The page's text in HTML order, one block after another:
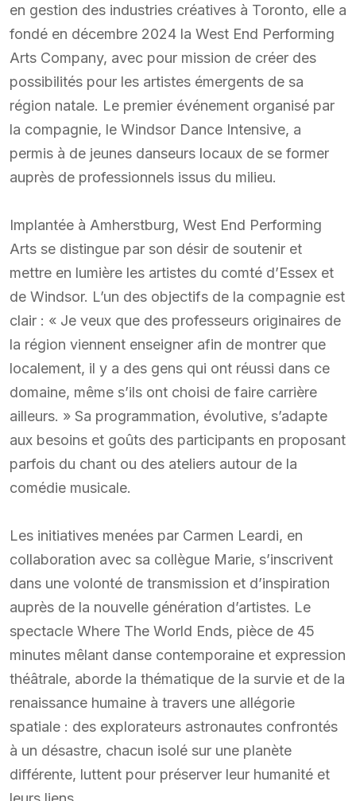
en gestion des industries créatives à Toronto, elle a
fondé en décembre 2024 la West End Performing
Arts Company, avec pour mission de créer des
possibilités pour les artistes émergents de sa
région natale. Le premier événement organisé par
la compagnie, le Windsor Dance Intensive, a
permis à de jeunes danseurs locaux de se former
auprès de professionnels issus du milieu.
Implantée à Amherstburg, West End Performing
Arts se distingue par son désir de soutenir et
mettre en lumière les artistes du comté d’Essex et
de Windsor. L’un des objectifs de la compagnie est
clair : « Je veux que des professeurs originaires de
la région viennent enseigner afin de montrer que
localement, il y a des gens qui ont réussi dans ce
domaine, même s’ils ont choisi de faire carrière
ailleurs. » Sa programmation, évolutive, s’adapte
aux besoins et goûts des participants en proposant
parfois du chant ou des ateliers autour de la
comédie musicale.
Les initiatives menées par Carmen Leardi, en
collaboration avec sa collègue Marie, s’inscrivent
dans une volonté de transmission et d’inspiration
auprès de la nouvelle génération d’artistes. Le
spectacle Where The World Ends, pièce de 45
minutes mêlant danse contemporaine et expression
théâtrale, aborde la thématique de la survie et de la
renaissance humaine à travers une allégorie
spatiale : des explorateurs astronautes confrontés
à un désastre, chacun isolé sur une planète
différente, luttent pour préserver leur humanité et